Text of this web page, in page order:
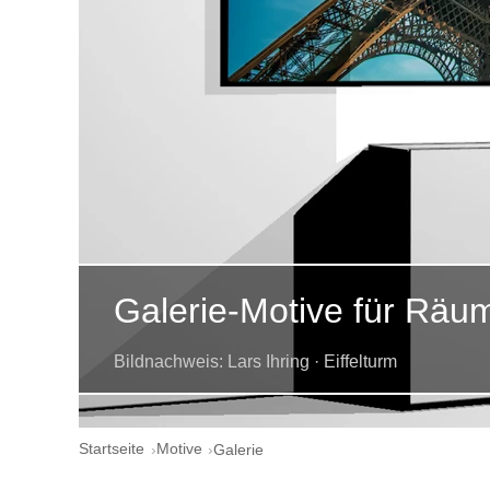
Galerie-Motive für
Bildnachweis: Lars Ihring · Eiffelturm
Startseite Motive Galerie